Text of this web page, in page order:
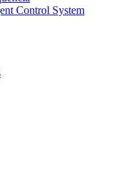
Control System